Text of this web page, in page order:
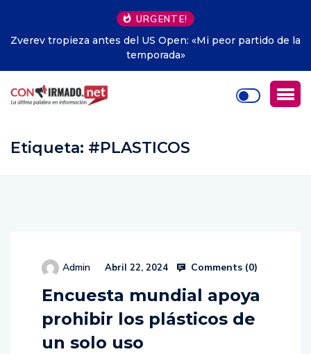
URGENTE!
de la
China: el próximo hegemón y lecciones
Hispanoamérica – Por Verónica Arias,
Andina por Ecuador –
Etiqueta: #PLASTICOS
Admin Abril 22, 2024 Comments (0)
Encuesta mundial apoya
prohibir los plásticos de
un solo uso